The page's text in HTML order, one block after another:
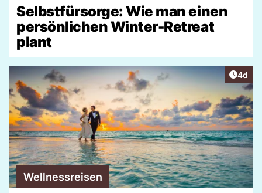
Selbstfürsorge: Wie man einen
persönlichen Winter-Retreat
plant
4d
Wellnessreisen